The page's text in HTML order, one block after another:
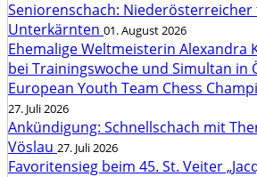
Seniorenschach:
Unterkärnten 01. August 2026
Ehemalige Weltmeisterin Alexandra
bei Trainingswoche und Simultan in
European Youth Team Chess
27. Juli 2026
Ankündigung: Schnellschach mit
Vöslau 27. Juli 2026
Favoritensieg beim 45. St. Veiter